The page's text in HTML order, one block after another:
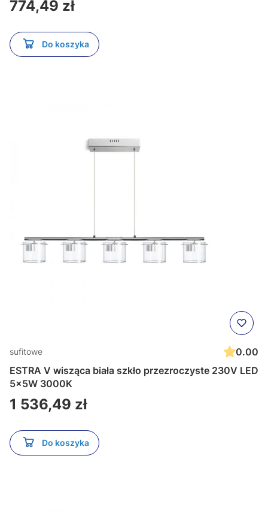
Cena
774,49 zł
Do koszyka
sufitowe
0.00
ESTRA V wisząca biała szkło przezroczyste 230V LED
5x5W 3000K
Cena
1 536,49 zł
Do koszyka